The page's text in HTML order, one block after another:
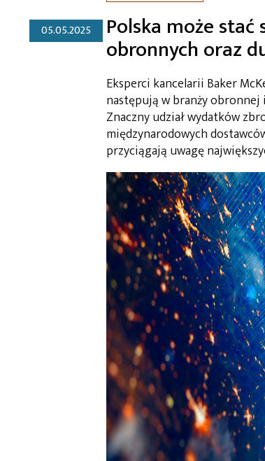
05.05.2025 Polska może
obronnych oraz
Eksperci kancelarii Baker
następują w branży
Znaczny udział wydatków
międzynarodowych
przyciągają uwagę